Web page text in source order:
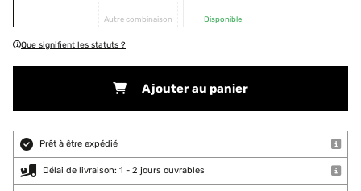
Autre combinaison Disponible
Que signifient les statuts ?
Ajouter au panier
Prêt à être expédié
Délai de livraison: 1 - 2 jours ouvrables